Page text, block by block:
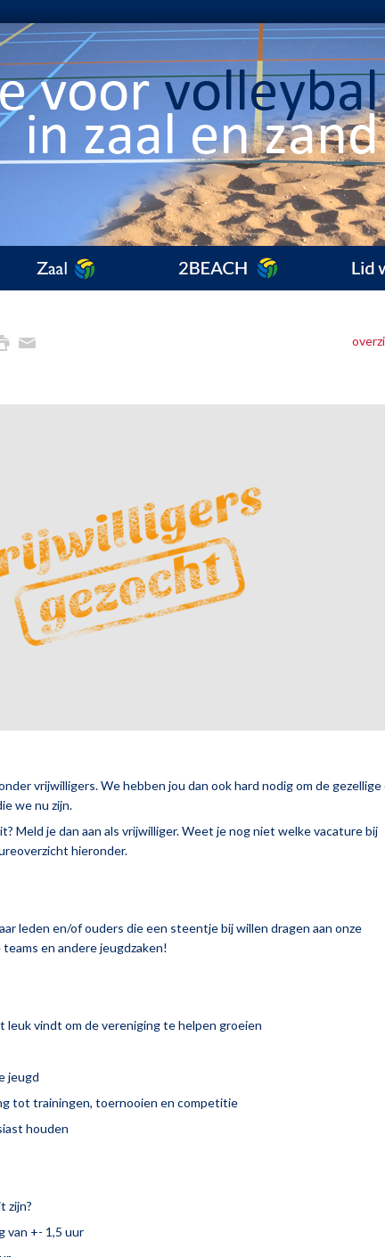
vrijwilligers. We hebben jou dan ook hard nodig om de gezellige
we nu zijn.
Meld je dan aan als vrijwilliger. Weet je nog niet welke vacature bij
hieronder.
leden en/of ouders die een steentje bij willen dragen aan onze
en andere jeugdzaken!
leuk vindt om de vereniging te helpen groeien
jeugd
tot trainingen, toernooien en competitie
houden
zijn?
van +- 1,5 uur